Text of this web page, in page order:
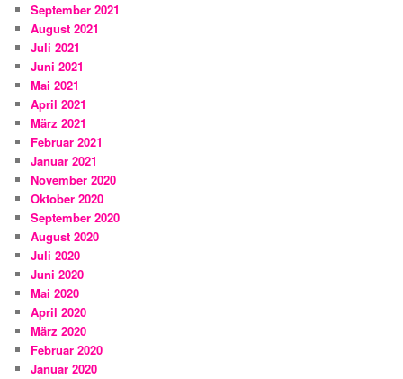
September 2021
August 2021
Juli 2021
Juni 2021
Mai 2021
April 2021
März 2021
Februar 2021
Januar 2021
November 2020
Oktober 2020
September 2020
August 2020
Juli 2020
Juni 2020
Mai 2020
April 2020
März 2020
Februar 2020
Januar 2020